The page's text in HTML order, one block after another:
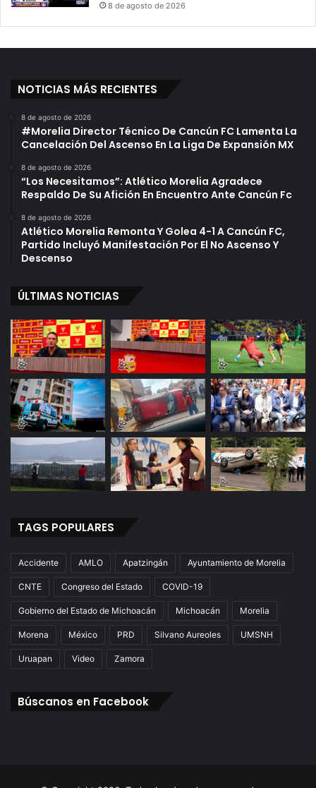
8 de agosto de 2026
NOTICIAS MÁS RECIENTES
8 de agosto de 2026
#Morelia Director Técnico De Cancún FC Lamenta La
Cancelación Del Ascenso En La Liga De Expansión MX
8 de agosto de 2026
“Los Necesitamos”: Atlético Morelia Agradece
Respaldo De Su Afición En Encuentro Ante Cancún Fc
8 de agosto de 2026
Atlético Morelia Remonta Y Golea 4-1 A Cancún FC,
Partido Incluyó Manifestación Por El No Ascenso Y
Descenso
ÚLTIMAS NOTICIAS
TAGS POPULARES
Accidente AMLO Apatzingán Ayuntamiento de Morelia
CNTE Congreso del Estado COVID-19
Gobierno del Estado de Michoacán Michoacán Morelia
Morena México PRD Silvano Aureoles UMSNH
Uruapan Video Zamora
Búscanos en Facebook